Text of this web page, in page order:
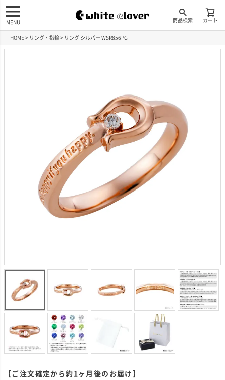
商品検索 カート
MENU
HOME リング・指輪 リング シルバー WSR856PG
【ご注文確定から約1ヶ月後のお届け】